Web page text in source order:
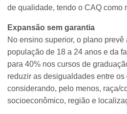
de qualidade, tendo o CAQ como
Expansão sem garantia
No ensino superior, o plano
população de 18 a 24 anos e da
para 40% nos cursos de
reduzir as desigualdades entre
considerando, pelo menos, raça/
socioeconômico, região e